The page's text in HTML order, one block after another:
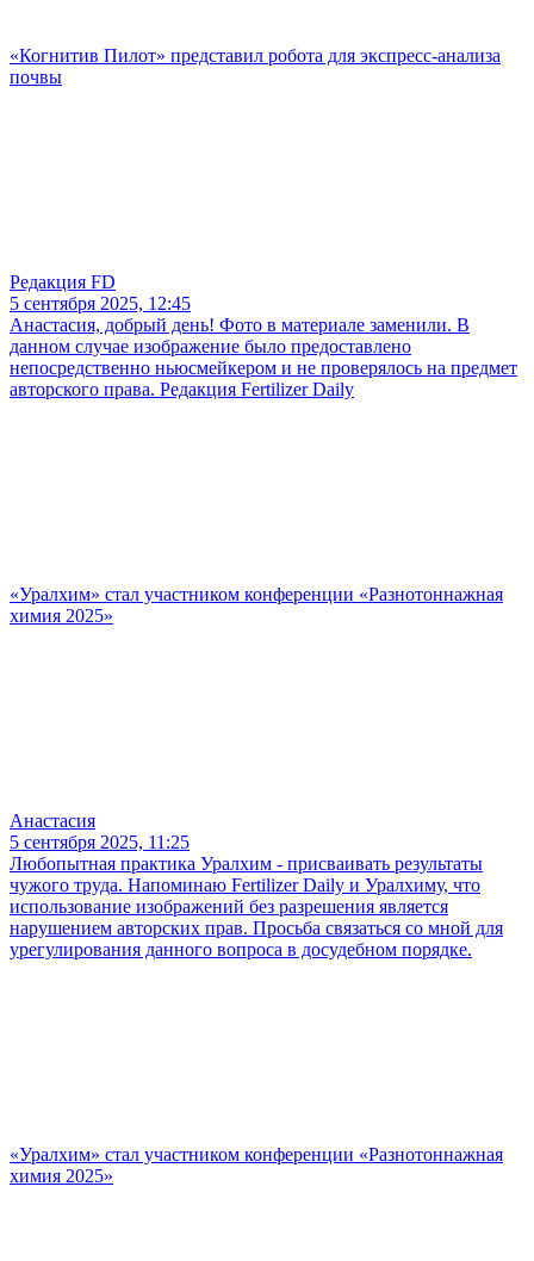
«Когнитив Пилот» представил робота для экспресс-анализа
почвы
Редакция FD
5 сентября 2025, 12:45
Анастасия, добрый день! Фото в материале заменили. В
данном случае изображение было предоставлено
непосредственно ньюсмейкером и не проверялось на предмет
авторского права. Редакция Fertilizer Daily
«Уралхим» стал участником конференции «Разнотоннажная
химия 2025»
Анастасия
5 сентября 2025, 11:25
Любопытная практика Уралхим - присваивать результаты
чужого труда. Напоминаю Fertilizer Daily и Уралхиму, что
использование изображений без разрешения является
нарушением авторских прав. Просьба связаться со мной для
урегулирования данного вопроса в досудебном порядке.
«Уралхим» стал участником конференции «Разнотоннажная
химия 2025»